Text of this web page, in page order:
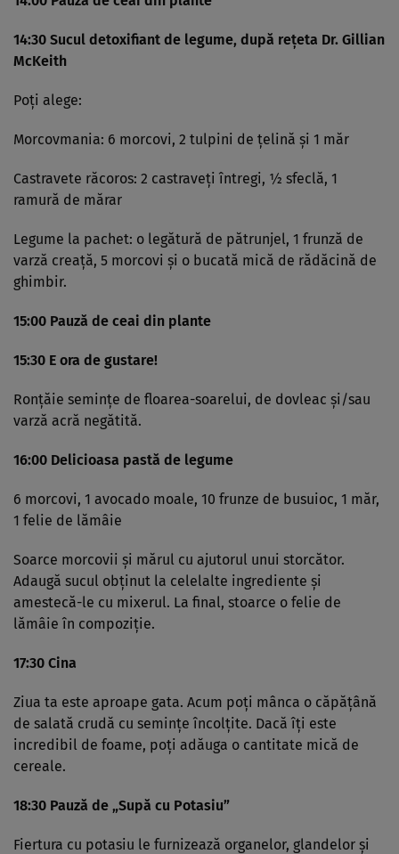
14:30 Sucul detoxifiant de legume, după reţeta Dr. Gillian
McKeith
Poţi alege:
Morcovmania: 6 morcovi, 2 tulpini de ţelină şi 1 măr
Castravete răcoros: 2 castraveţi întregi, ½ sfeclă, 1
ramură de mărar
Legume la pachet: o legătură de pătrunjel, 1 frunză de
varză creaţă, 5 morcovi şi o bucată mică de rădăcină de
ghimbir.
15:00 Pauză de ceai din plante
15:30 E ora de gustare!
Ronţăie seminţe de floarea-soarelui, de dovleac şi/sau
varză acră negătită.
16:00 Delicioasa pastă de legume
6 morcovi, 1 avocado moale, 10 frunze de busuioc, 1 măr,
1 felie de lămâie
Soarce morcovii şi mărul cu ajutorul unui storcător.
Adaugă sucul obţinut la celelalte ingrediente şi
amestecă-le cu mixerul. La final, stoarce o felie de
lămâie în compoziţie.
17:30 Cina
Ziua ta este aproape gata. Acum poţi mânca o căpăţână
de salată crudă cu seminţe încolţite. Dacă îţi este
incredibil de foame, poţi adăuga o cantitate mică de
cereale.
18:30 Pauză de „Supă cu Potasiu”
Fiertura cu potasiu le furnizează organelor, glandelor şi